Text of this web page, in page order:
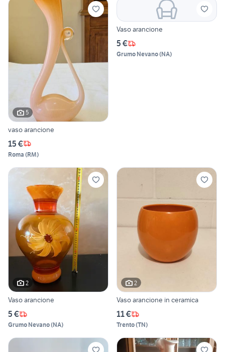
5
vaso arancione
15 €
Roma (RM)
Vaso arancione
5 €
Grumo Nevano(NA)
2
Vaso arancione
5 €
Grumo Nevano(NA)
2
Vaso arancione in ceramica
11 €
Trento(TN)